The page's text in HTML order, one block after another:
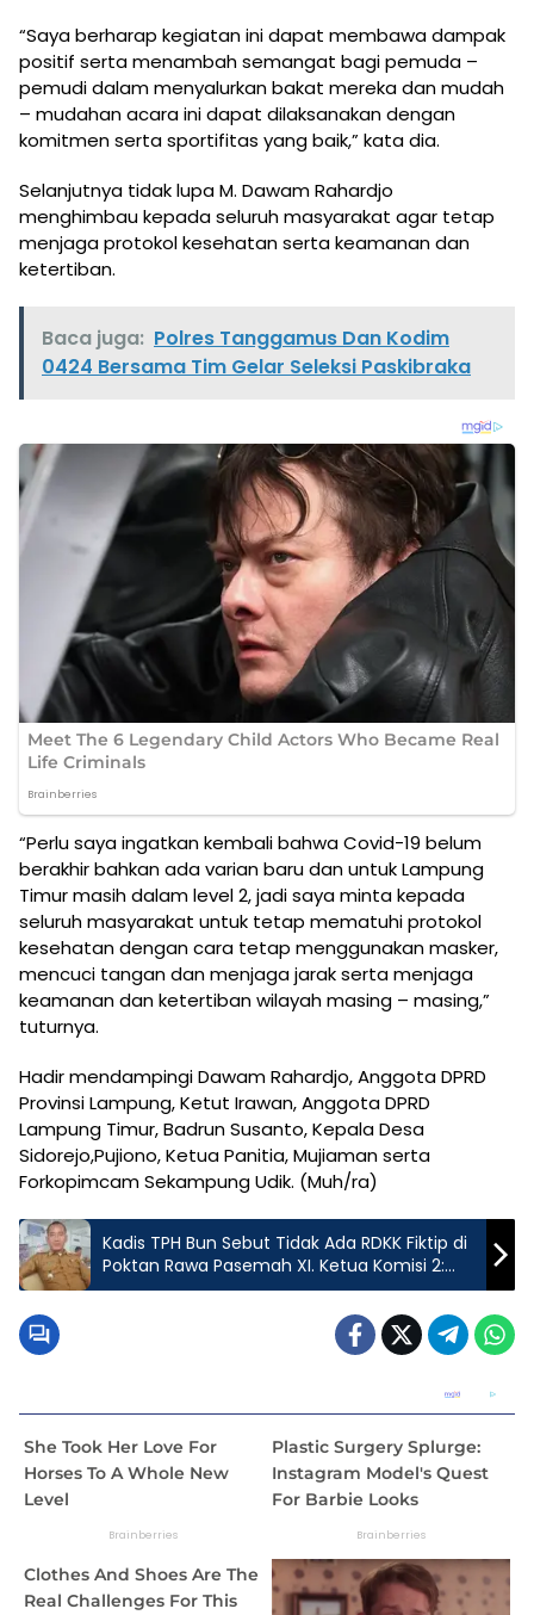
“Saya berharap kegiatan ini dapat membawa dampak
positif serta menambah semangat bagi pemuda –
pemudi dalam menyalurkan bakat mereka dan mudah
– mudahan acara ini dapat dilaksanakan dengan
komitmen serta sportifitas yang baik,” kata dia.
Selanjutnya tidak lupa M. Dawam Rahardjo
menghimbau kepada seluruh masyarakat agar tetap
menjaga protokol kesehatan serta keamanan dan
ketertiban.
Baca juga: Polres Tanggamus Dan Kodim
0424 Bersama Tim Gelar Seleksi Paskibraka
“Perlu saya ingatkan kembali bahwa Covid-19 belum
berakhir bahkan ada varian baru dan untuk Lampung
Timur masih dalam level 2, jadi saya minta kepada
seluruh masyarakat untuk tetap mematuhi protokol
kesehatan dengan cara tetap menggunakan masker,
mencuci tangan dan menjaga jarak serta menjaga
keamanan dan ketertiban wilayah masing – masing,”
tuturnya.
Hadir mendampingi Dawam Rahardjo, Anggota DPRD
Provinsi Lampung, Ketut Irawan, Anggota DPRD
Lampung Timur, Badrun Susanto, Kepala Desa
Sidorejo,Pujiono, Ketua Panitia, Mujiaman serta
Forkopimcam Sekampung Udik. (Muh/ra)
Kadis TPH Bun Sebut Tidak Ada RDKK Fiktip di
Poktan Rawa Pasemah XI. Ketua Komisi 2:
Ada temuan RDKK menggunakan KTP di Luar